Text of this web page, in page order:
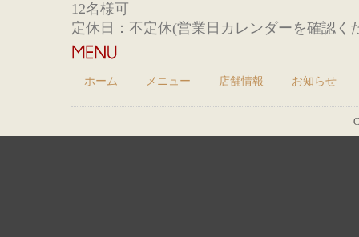
12名様可
定休日：不定休(営業日カレンダーを確認く
ホーム メニュー 店舗情報 お知らせ